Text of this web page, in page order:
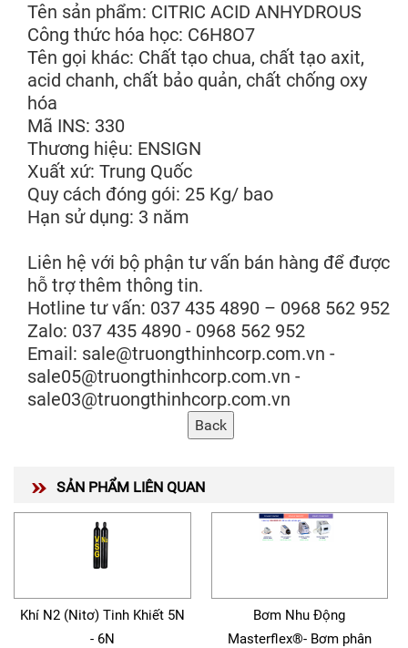
Tên sản phẩm: CITRIC ACID ANHYDROUS
Công thức hóa học: C6H8O7
Tên gọi khác: Chất tạo chua, chất tạo axit,
acid chanh, chất bảo quản, chất chống oxy
hóa
Mã INS: 330
Thương hiệu: ENSIGN
Xuất xứ: Trung Quốc
Quy cách đóng gói: 25 Kg/ bao
Hạn sử dụng: 3 năm
Liên hệ với bộ phận tư vấn bán hàng để được
hỗ trợ thêm thông tin.
Hotline tư vấn: 037 435 4890 – 0968 562 952
Zalo: 037 435 4890 - 0968 562 952
Email: sale@truongthinhcorp.com.vn -
sale05@truongthinhcorp.com.vn -
sale03@truongthinhcorp.com.vn
SẢN PHẨM LIÊN QUAN
Khí N2 (Nitơ) Tinh Khiết 5N
- 6N
Bơm Nhu Động
Masterflex®- Bơm phân